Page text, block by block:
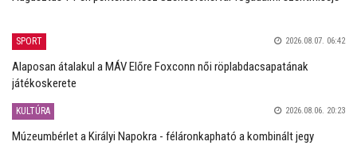
SPORT 2026.08.07. 06:42
Alaposan átalakul a MÁV Előre Foxconn női röplabdacsapatának
játékoskerete
KULTÚRA 2026.08.06. 20:23
Múzeumbérlet a Királyi Napokra - féláronkapható a kombinált jegy